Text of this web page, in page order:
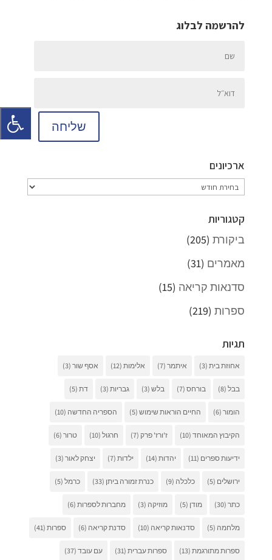
להרשמה לבלוג
שליחה
ארכיונים
ארכיונים
קטגוריות
ביקורת(205)
מאמרים (31)
סדנאות קריאה (15)
ספרות(219)
תגיות
אחוזת בית(3) איתמר(7) אלימות(12) אסף שור(3)
בבל(8) בורחס(7) בלש(3) גבריות(3) דת(5)
הומור(6) החיים הוראות שימוש(5) הספריה החדשה (10)
הקיבוץ המאוחד(10) ז'ורז' פרק(7) חרגול(10) טרור(6)
ידיעות ספרים (11) יהדות(14) ילדות(7) יצחק לאור(3)
ירושלים (5) כלכלה (9) כנרת זמורה ביתן (33) כרמל(5)
כתר(30) מודן (5) מוזיקה (3) מחברות לספרות(6)
מלחמה (5) סדנאות קריאה (10) סדנת קריאה (6) ספרות(41)
ספרות מתורגמת(13) ספרות עברית(31) עם עובד(37)